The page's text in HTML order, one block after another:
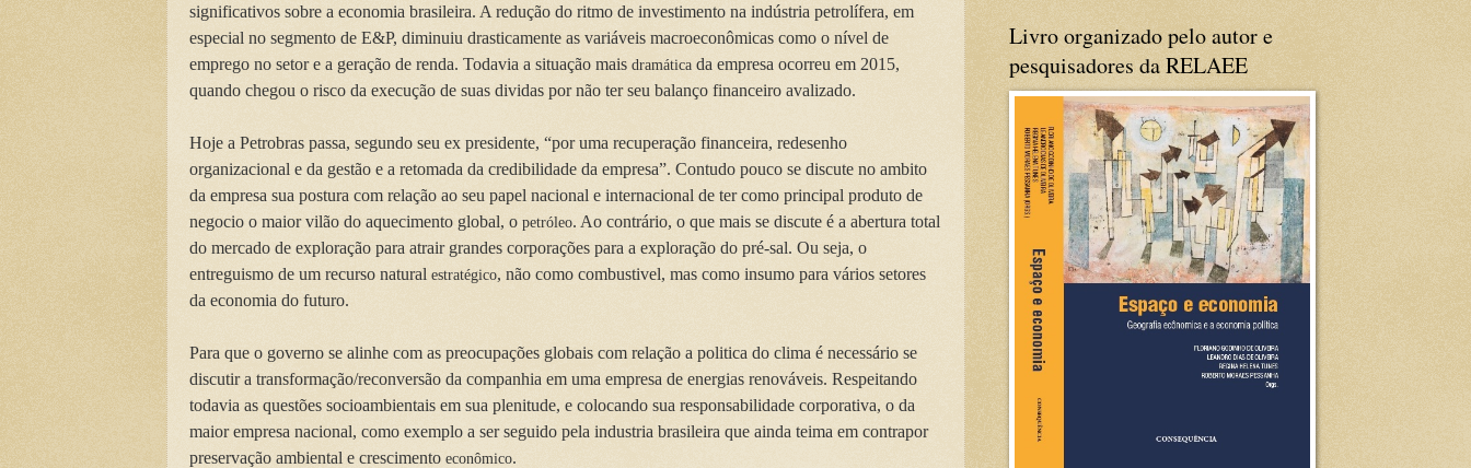
significativos sobre a economia brasileira. A redução do ritmo de investimento na indústria petrolífera, em
especial no segmento de E&P, diminuiu drasticamente as variáveis macroeconômicas como o nível de
emprego no setor e a geração de renda. Todavia a situação mais dramática da empresa ocorreu em 2015,
quando chegou o risco da execução de suas dividas por não ter seu balanço financeiro avalizado.
Hoje a Petrobras passa, segundo seu ex presidente, “por uma recuperação financeira, redesenho
organizacional e da gestão e a retomada da credibilidade da empresa”. Contudo pouco se discute no ambito
da empresa sua postura com relação ao seu papel nacional e internacional de ter como principal produto de
negocio o maior vilão do aquecimento global, o petróleo. Ao contrário, o que mais se discute é a abertura total
do mercado de exploração para atrair grandes corporações para a exploração do pré-sal. Ou seja, o
entreguismo de um recurso natural estratégico, não como combustivel, mas como insumo para vários setores
da economia do futuro.
Para que o governo se alinhe com as preocupações globais com relação a politica do clima é necessário se
discutir a transformação/reconversão da companhia em uma empresa de energias renováveis. Respeitando
todavia as questões socioambientais em sua plenitude, e colocando sua responsabilidade corporativa, o da
maior empresa nacional, como exemplo a ser seguido pela industria brasileira que ainda teima em contrapor
preservação ambiental e crescimento econômico.
Livro organizado pelo autor e
pesquisadores da RELAEE